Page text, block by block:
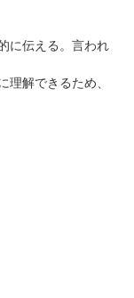
に伝える。言われ
理解できるため、